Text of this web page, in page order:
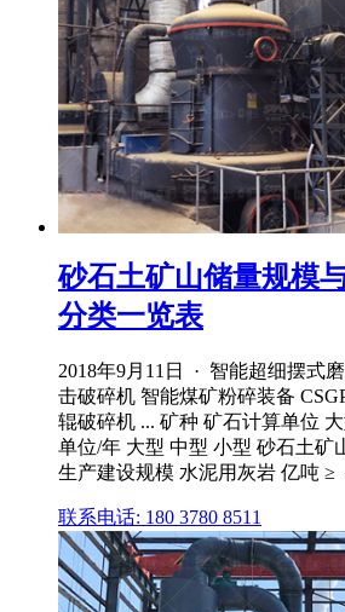
砂石土矿山储量规模
分类一览表
2018年9月11日 · 智能超细摆式
击破碎机 智能煤矿粉碎装备
辊破碎机 ... 矿种 矿石计算单位
单位/年 大型 中型 小型 砂石土矿
生产建设规模 水泥用灰岩 亿吨 ≥
联系电话: 180 3780 8511